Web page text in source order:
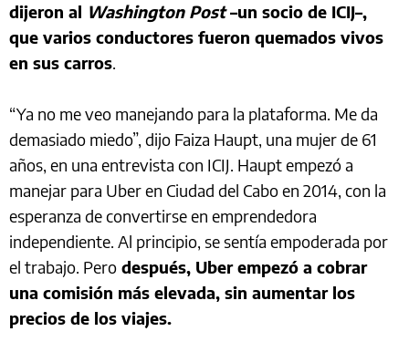
dijeron al Washington Post–un socio de ICIJ–,
que varios conductores fueron quemados vivos
en sus carros.
“Ya no me veo manejando para la plataforma. Me da
demasiado miedo”, dijo Faiza Haupt, una mujer de 61
años, en una entrevista con ICIJ. Haupt empezó a
manejar para Uber en Ciudad del Cabo en 2014, con la
esperanza de convertirse en emprendedora
independiente. Al principio, se sentía empoderada por
el trabajo. Pero después, Uber empezó a cobrar
una comisión más elevada, sin aumentar los
precios de los viajes.